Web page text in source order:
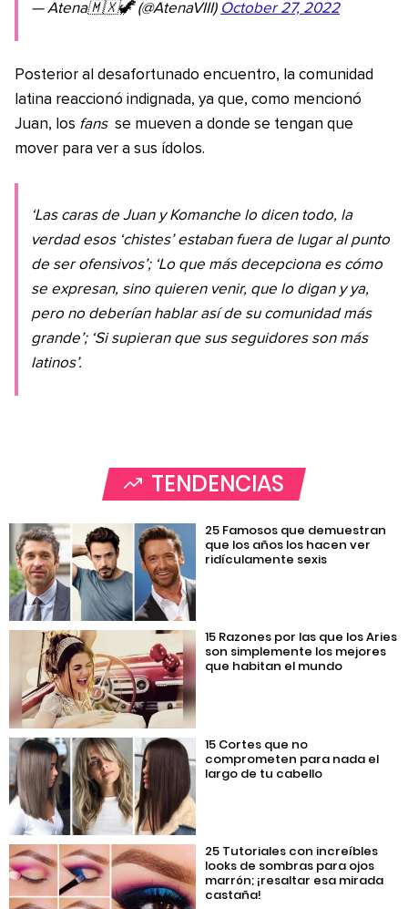
— Atena🇲🇽🦖 (@AtenaVIII) October 27, 2022
Posterior al desafortunado encuentro, la comunidad
latina reaccionó indignada, ya que, como mencionó
Juan, los fans se mueven a donde se tengan que
mover para ver a sus ídolos.
‘Las caras de Juan y Komanche lo dicen todo, la
verdad esos ‘chistes’ estaban fuera de lugar al punto
de ser ofensivos’; ‘Lo que más decepciona es cómo
se expresan, sino quieren venir, que lo digan y ya,
pero no deberían hablar así de su comunidad más
grande’; ‘Si supieran que sus seguidores son más
latinos’.
TENDENCIAS
25 Famosos que demuestran
que los años los hacen ver
ridículamente sexis
15 Razones por las que los Aries
son simplemente los mejores
que habitan el mundo
15 Cortes que no
comprometen para nada el
largo de tu cabello
25 Tutoriales con increíbles
looks de sombras para ojos
marrón; ¡resaltar esa mirada
castaña!